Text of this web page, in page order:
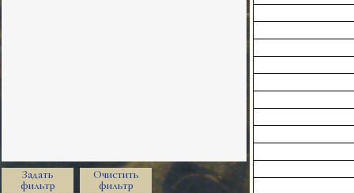
Задать
фильтр
Очистить
фильтр